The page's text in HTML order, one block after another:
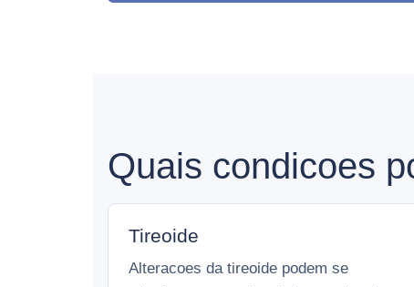
Quais condicoes
Tireoide
Alteracoes da tireoide podem se